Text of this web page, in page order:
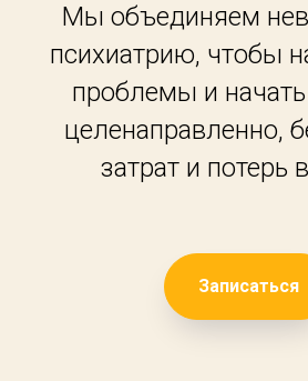
Мы объединяем
психиатрию, чтобы
проблемы и
целенаправленно,
затрат и потерь
Записаться